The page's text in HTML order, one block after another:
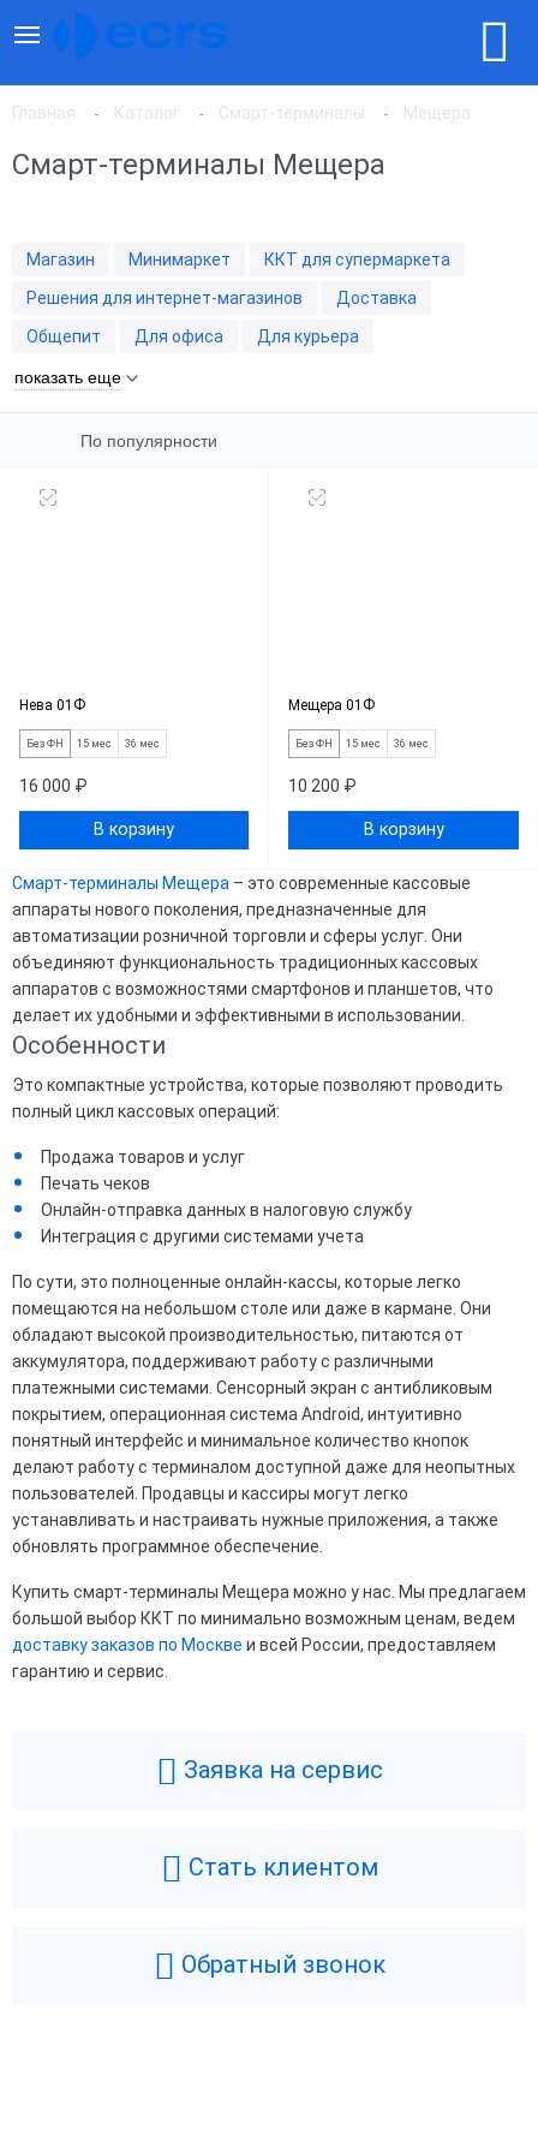
Главная Каталог Смарт-терминалы Мещера
Смарт-терминалы Мещера
Магазин Минимаркет
ККТ для супермаркета
Решения для интернет-магазинов
Доставка
Общепит
Для офиса Для курьера
показать еще
По популярности
По цене, по возрастанию
Нева 01Ф
Без ФН 15 мес 36 мес
16 000 ₽
В корзину
Мещера 01Ф
Без ФН 15 мес 36 мес
10 200 ₽
В корзину
Смарт-терминалы Мещера – это современные кассовые
аппараты нового поколения, предназначенные для
автоматизации розничной торговли и сферы услуг. Они
объединяют функциональность традиционных кассовых
аппаратов с возможностями смартфонов и планшетов, что
делает их удобными и эффективными в использовании.
Особенности
Это компактные устройства, которые позволяют проводить
полный цикл кассовых операций:
Продажа товаров и услуг
Печать чеков
Онлайн-отправка данных в налоговую службу
Интеграция с другими системами учета
По сути, это полноценные онлайн-кассы, которые легко
помещаются на небольшом столе или даже в кармане. Они
обладают высокой производительностью, питаются от
аккумулятора, поддерживают работу с различными
платежными системами. Сенсорный экран с антибликовым
покрытием, операционная система Android, интуитивно
понятный интерфейс и минимальное количество кнопок
делают работу с терминалом доступной даже для неопытных
пользователей. Продавцы и кассиры могут легко
устанавливать и настраивать нужные приложения, а также
обновлять программное обеспечение.
Купить смарт-терминалы Мещера можно у нас. Мы предлагаем
большой выбор ККТ по минимально возможным ценам, ведем
доставку заказов по Москве и всей России, предоставляем
гарантию и сервис.
Заявка на сервис
Стать клиентом
Обратный звонок